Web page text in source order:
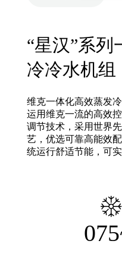
“星汉”系列
冷冷水机组
维克一体化高效蒸发
运用维克一流的高效
调节技术，采用世界
艺，优选可靠高能效
统运行舒适节能，可